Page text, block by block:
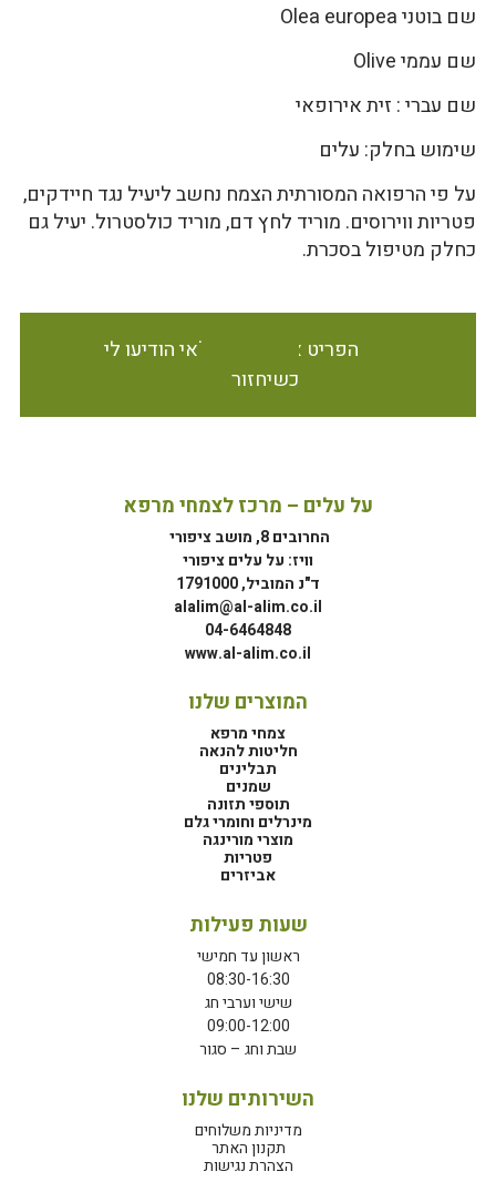
שם בוטני Olea europea
שם עממי Olive
שם עברי : זית אירופאי
שימוש בחלק: עלים
על פי הרפואה המסורתית הצמח נחשב ליעיל נגד חיידקים,
פטריות ווירוסים. מוריד לחץ דם, מוריד כולסטרול. יעיל גם
כחלק מטיפול בסכרת.
הפריט אינו זמין במלאי הודיעו לי
כשיחזור
על עלים – מרכז לצמחי מרפא
החרובים 8, מושב ציפורי
וויז: על עלים ציפורי
ד"נ המוביל, 1791000
alalim@al-alim.co.il
04-6464848
www.al-alim.co.il
המוצרים שלנו
צמחי מרפא
חליטות להנאה
תבלינים
שמנים
תוספי תזונה
מינרלים וחומרי גלם
מוצרי מורינגה
פטריות
אביזרים
שעות פעילות
ראשון עד חמישי
08:30-16:30
שישי וערבי חג
09:00-12:00
שבת וחג – סגור
השירותים שלנו
מדיניות משלוחים
תקנון האתר
הצהרת נגישות